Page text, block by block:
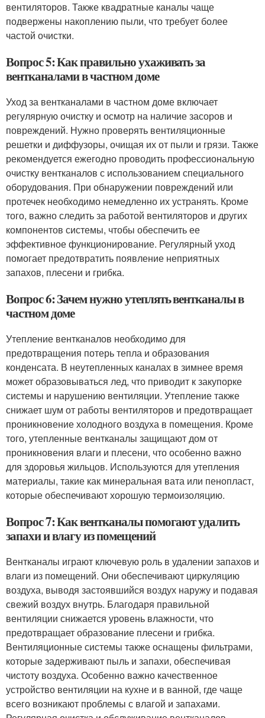
вентиляторов. Также квадратные каналы чаще
подвержены накоплению пыли, что требует более
частой очистки.
Вопрос 5: Как правильно ухаживать за
вентканалами в частном доме
Уход за вентканалами в частном доме включает
регулярную очистку и осмотр на наличие засоров и
повреждений. Нужно проверять вентиляционные
решетки и диффузоры, очищая их от пыли и грязи. Также
рекомендуется ежегодно проводить профессиональную
очистку вентканалов с использованием специального
оборудования. При обнаружении повреждений или
протечек необходимо немедленно их устранять. Кроме
того, важно следить за работой вентиляторов и других
компонентов системы, чтобы обеспечить ее
эффективное функционирование. Регулярный уход
помогает предотвратить появление неприятных
запахов, плесени и грибка.
Вопрос 6: Зачем нужно утеплять вентканалы в
частном доме
Утепление вентканалов необходимо для
предотвращения потерь тепла и образования
конденсата. В неутепленных каналах в зимнее время
может образовываться лед, что приводит к закупорке
системы и нарушению вентиляции. Утепление также
снижает шум от работы вентиляторов и предотвращает
проникновение холодного воздуха в помещения. Кроме
того, утепленные вентканалы защищают дом от
проникновения влаги и плесени, что особенно важно
для здоровья жильцов. Используются для утепления
материалы, такие как минеральная вата или пенопласт,
которые обеспечивают хорошую термоизоляцию.
Вопрос 7: Как вентканалы помогают удалить
запахи и влагу из помещений
Вентканалы играют ключевую роль в удалении запахов и
влаги из помещений. Они обеспечивают циркуляцию
воздуха, выводя застоявшийся воздух наружу и подавая
свежий воздух внутрь. Благодаря правильной
вентиляции снижается уровень влажности, что
предотвращает образование плесени и грибка.
Вентиляционные системы также оснащены фильтрами,
которые задерживают пыль и запахи, обеспечивая
чистоту воздуха. Особенно важно качественное
устройство вентиляции на кухне и в ванной, где чаще
всего возникают проблемы с влагой и запахами.